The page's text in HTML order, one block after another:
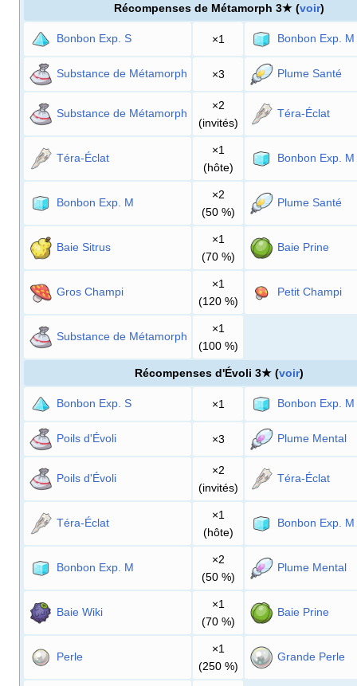
Récompenses de Métamorph 3★ (voir)
Bonbon Exp. S ×1 Bonbon Exp. M
Substance de Métamorph ×3 Plume Santé
Substance de Métamorph
×2
(invités)
Téra-Éclat
Téra-Éclat
×1
(hôte)
Bonbon Exp. M
Bonbon Exp. M
×2
(50 %)
Plume Santé
Baie Sitrus
×1
(70 %)
Baie Prine
Gros Champi
×1
(120 %)
Petit Champi
Substance de Métamorph
×1
(100 %)
Récompenses d'Évoli 3★ (voir)
Bonbon Exp. S ×1 Bonbon Exp. M
Poils d'Évoli ×3 Plume Mental
Poils d'Évoli
×2
(invités)
Téra-Éclat
Téra-Éclat
×1
(hôte)
Bonbon Exp. M
Bonbon Exp. M
×2
(50 %)
Plume Mental
Baie Wiki
×1
(70 %)
Baie Prine
Perle
×1
(250 %)
Grande Perle